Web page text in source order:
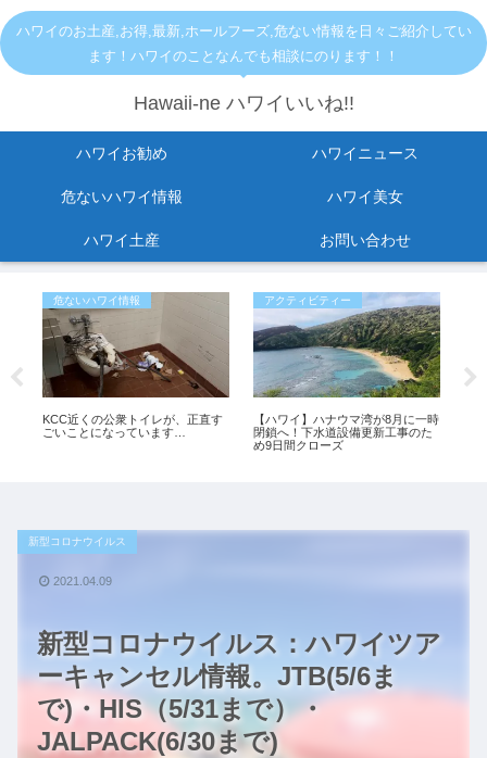
ハワイのお土産,お得,最新,ホールフーズ,危ない情報を日々ご紹介してい
ます！ハワイのことなんでも相談にのります！！
Hawaii-ne ハワイいいね!!
ハワイお勧め ハワイニュース
危ないハワイ情報 ハワイ美女
ハワイ土産 お問い合わせ
危ないハワイ情報
KCC近くの公衆トイレが、正直す
ごいことになっています…
アクティビティー
【ハワイ】ハナウマ湾が8月に一時
閉鎖へ！下水道設備更新工事のた
め9日間クローズ
新型コロナウイルス：ハワイツア
ーキャンセル情報。JTB(5/6ま
で)・HIS（5/31まで）・
JALPACK(6/30まで)
新型コロナウイルス
2021.04.09